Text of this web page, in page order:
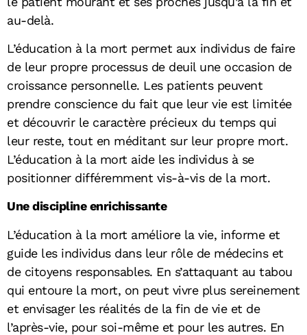
au-delà.
L’éducation à la mort permet aux individus de faire
de leur propre processus de deuil une occasion de
croissance personnelle. Les patients peuvent
prendre conscience du fait que leur vie est limitée
et découvrir le caractère précieux du temps qui
leur reste, tout en méditant sur leur propre mort.
L’éducation à la mort aide les individus à se
positionner différemment vis-à-vis de la mort.
Une discipline enrichissante
L’éducation à la mort améliore la vie, informe et
guide les individus dans leur rôle de médecins et
de citoyens responsables. En s’attaquant au tabou
qui entoure la mort, on peut vivre plus sereinement
et envisager les réalités de la fin de vie et de
l’après-vie, pour soi-même et pour les autres. En